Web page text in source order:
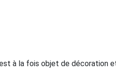
à la fois objet de décoration